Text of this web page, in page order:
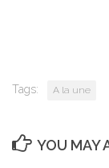
Tags: A la une
YOU MAY